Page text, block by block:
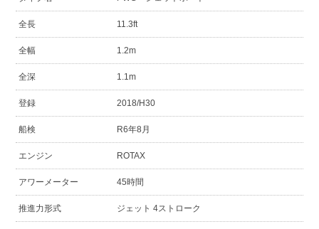
全長 11.3ft
全幅 1.2m
全深 1.1m
登録 2018/H30
船検 R6年8月
エンジン ROTAX
アワーメーター 45時間
推進力形式 ジェット 4ストローク